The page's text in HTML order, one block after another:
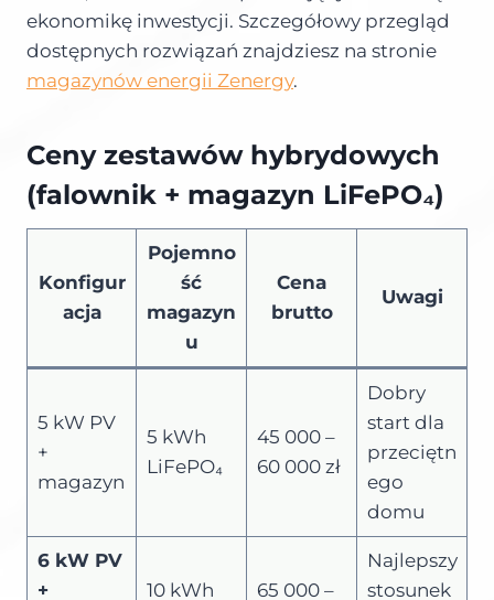
ekonomikę inwestycji. Szczegółowy przegląd
dostępnych rozwiązań znajdziesz na stronie
magazynów energii Zenergy.
Ceny zestawów hybrydowych
(falownik + magazyn LiFePO₄)
Konfigur
acja
Pojemno
ść
magazyn
u
Cena
brutto
Uwagi
5 kW PV
+
magazyn
5 kWh
LiFePO₄
45 000 –
60 000 zł
Dobry
start dla
przeciętn
ego
domu
6 kW PV
+
10 kWh
65 000 –
Najlepszy
stosunek